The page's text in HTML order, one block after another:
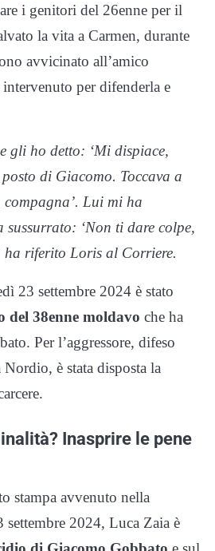
i genitori del 26enne per il
la vita a Carmen, durante
avvicinato all’amico
per difenderla e
gli ho detto: ‘Mi dispiace,
di Giacomo. Toccava a
compagna’. Lui mi ha
‘Non ti dare colpe,
ha riferito Loris al Corriere.
23 settembre 2024 è stato
del 38enne moldavo che ha
Per l’aggressore, difeso
è stata disposta la
Inasprire le pene
stampa avvenuto nella
2024, Luca Zaia è